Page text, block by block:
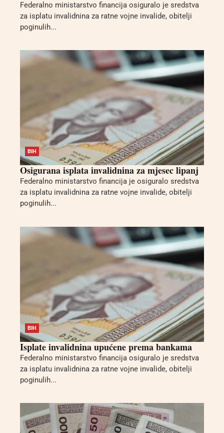
Federalno ministarstvo financija osiguralo je sredstva
za isplatu invalidnina za ratne vojne invalide, obitelji
poginulih...
BIH
Osigurana isplata invalidnina za mjesec lipanj
Federalno ministarstvo financija je osiguralo sredstva
za isplatu invalidnina za ratne vojne invalide, obitelji
poginulih...
BIH
Isplate invalidnina upućene prema bankama
Federalno ministarstvo financija osiguralo je sredstva
za isplatu invalidnina za ratne vojne invalide, obitelji
poginulih...